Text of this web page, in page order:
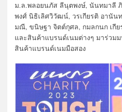
ม.ล.พลอยนภัส ลีนุตพงษ์, นันทมาลี
พงศ์ นิธิเลิศวิวัฒน์, วรเกียรติ อานัน
มณี, ขนิษฐา จิตต์กุศล, กมลกนก เกีย
และสินค้าแบรนด์เนมต่างๆ มาร่วม
สินค้าแบรนด์เนมมือสอง